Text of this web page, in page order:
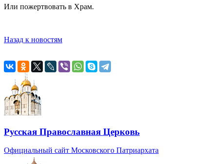
Или пожертвовать в Храм.
Назад к новостям
Русская Православная Церковь
Официальный сайт Московского Патриархата